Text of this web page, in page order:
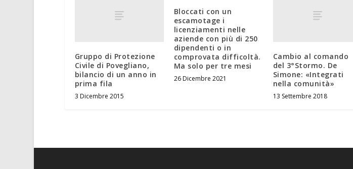
Gruppo di Protezione
Civile di Povegliano,
bilancio di un anno in
prima fila
3 Dicembre 2015
Bloccati con un
escamotage i
licenziamenti nelle
aziende con più di 250
dipendenti o in
comprovata difficoltà.
Ma solo per tre mesi
26 Dicembre 2021
Cambio al comando
del 3°Stormo. De
Simone: «Integrati
nella comunità»
13 Settembre 2018